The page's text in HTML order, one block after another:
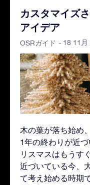
カスタマイズ
アイデア
OSRガイド - 18 11月
木の葉が落ち始め
1年の終わりが近
リスマスはもうす
近づいている今、
て考え始める時期